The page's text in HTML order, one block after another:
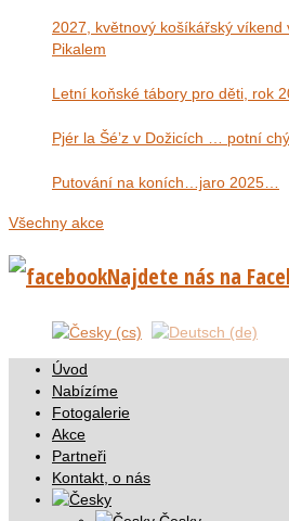
2027, květnový košíkářský víkend
Pikalem
Letní koňské tábory pro děti, rok
Pjér la Šé’z v Dožicích … potní
Putování na koních…jaro 2025…
Všechny akce
Najdete nás na
Úvod
Nabízíme
Fotogalerie
Akce
Partneři
Kontakt, o nás